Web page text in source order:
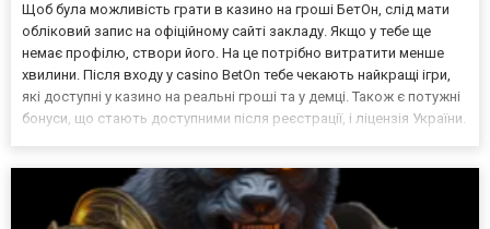
Щоб була можливість грати в казино на гроші БетОн, слід мати
обліковий запис на офіційному сайті закладу. Якщо у тебе ще
немає профілю, створи його. На це потрібно витратити менше
хвилини. Після входу у casino BetOn тебе чекають найкращі ігри,
які доступні у казино на реальні гроші та у демці. Також є потужні
бонуси, що стають доступними після реєстрації, і ліцензія України.